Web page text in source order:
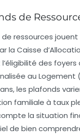
de
ressources jouent
la Caisse
des
au
les plafonds
familiale à taux
la situation
de bien